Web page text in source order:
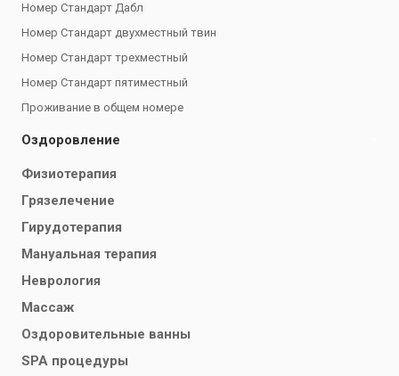
Номер Стандарт Дабл
Номер Стандарт двухместный твин
Номер Стандарт трехместный
Номер Стандарт пятиместный
Проживание в общем номере
Оздоровление
Физиотерапия
Грязелечение
Гирудотерапия
Мануальная терапия
Неврология
Массаж
Оздоровительные ванны
SPA процедуры